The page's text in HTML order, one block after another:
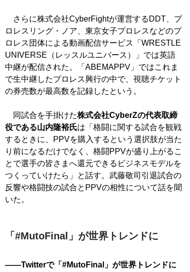
さらに株式会社CyberFightが運営するDDT、プ
ロレスリング・ノア、東京女子プロレスなどのプ
ロレス団体による動画配信サービス「WRESTLE
UNIVERSE（レッスルユニバース）」では英語
中継が配信された。「ABEMAPPV」ではこれま
で生中継したプロレス興行の中で、視聴チケット
の券売数が最高数を記録したという。
同試合を手掛けた株式会社CyberZの代表取締
役である山内隆裕氏は「格闘に関する試合を観戦
するときに、PPVを購入するという選択肢が当た
り前になるだけでなく、格闘PPVが盛り上がるこ
とで選手の皆さまへ還元できるビジネスモデルを
つくっていけたら」と話す。武藤敬司引退試合の
反響や格闘技の試合とPPVの相性について話を聞
いた。
「#MutoFinal」が世界トレンドに
――Twitterで「#MutoFinal」が世界トレンドに